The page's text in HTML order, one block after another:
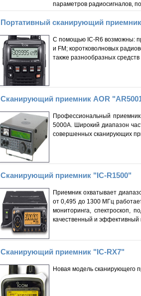
параметров радиосигналов,
Портативный сканирующий
С помощью IC-R6 возможны:
и FM; коротковолновых
также разнообразных
Сканирующий приемник AOR
Профессиональный
5000A. Широкий диапазон
совершенных сканирующих
Сканирующий приемник "IC-R1500"
Приемник охватывает
от 0,495 до 1300 МГц
мониторинга, спектроскоп,
качественный и
Сканирующий приемник "IC-RX7"
Новая модель сканирующего